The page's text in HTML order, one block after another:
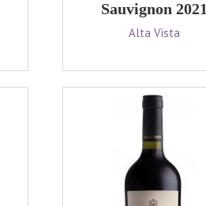
Sauvignon 2021
Alta Vista